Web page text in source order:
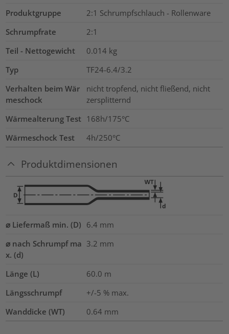
Produktgruppe
2:1 Schrumpfschlauch - Rollenware
Schrumpfrate
2:1
Teil - Nettogewicht
0.014 kg
Typ
TF24-6.4/3.2
Verhalten beim Wär
meschock
nicht tropfend, nicht fließend, nicht
zersplitternd
Wärmealterung Test 168h/175°C
Wärmeschock Test
4h/250°C
Produktdimensionen
⌀ Liefermaß min. (D) 6.4 mm
⌀ nach Schrumpf ma
x. (d)
3.2 mm
Länge (L) 60.0 m
Längsschrumpf
+/-5 % max.
Wanddicke (WT)
0.64 mm